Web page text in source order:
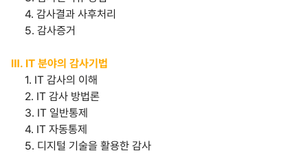
4. 감사결과 사후처리
5. 감사증거
Ⅲ. IT 분야의 감사기법
1. IT 감사의 이해
2. IT 감사 방법론
3. IT 일반통제
4. IT 자동통제
5. 디지털 기술을 활용한 감사